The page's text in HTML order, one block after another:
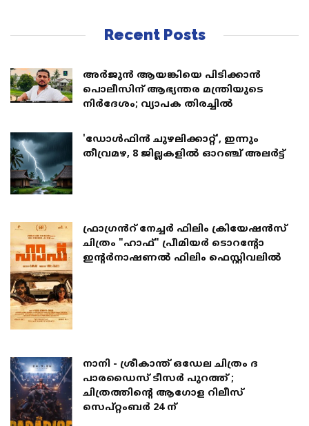
Recent Posts
അര്‍ജുന്‍ ആയങ്കിയെ പിടിക്കാന്‍
പൊലീസിന് ആഭ്യന്തര മന്ത്രിയുടെ
നിര്‍ദേശം; വ്യാപക തിരച്ചിൽ
'ഡോള്‍ഫിന്‍ ചുഴലിക്കാറ്റ്', ഇന്നും
തീവ്രമഴ, 8 ജില്ലകളില്‍ ഓറഞ്ച് അലര്‍ട്ട്
ഫ്രാഗ്രൻറ് നേച്ചർ ഫിലിം ക്രിയേഷൻസ്
ചിത്രം "ഹാഫ്" പ്രീമിയർ ടൊറന്റോ
ഇന്റർനാഷണൽ ഫിലിം ഫെസ്റ്റിവലിൽ
നാനി - ശ്രീകാന്ത് ഒഡേല ചിത്രം ദ
പാരഡൈസ് ടീസർ പുറത്ത് ;
ചിത്രത്തിൻ്റെ ആഗോള റിലീസ്
സെപ്റ്റംബർ 24 ന്